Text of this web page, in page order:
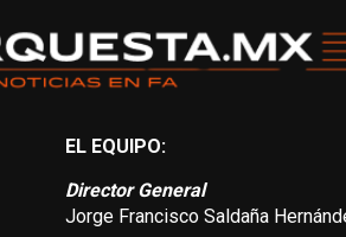
EL EQUIPO:
Director General
Jorge Francisco Saldaña